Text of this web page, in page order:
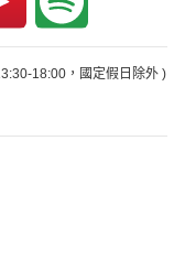
18:00，國定假日除外 )